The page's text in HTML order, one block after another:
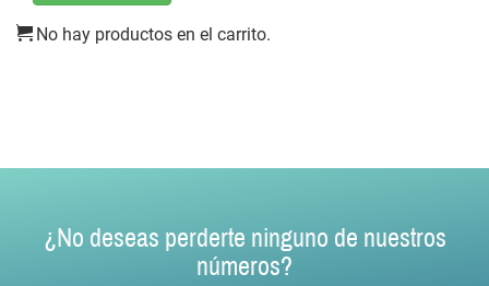
No hay productos en el carrito.
¿No deseas perderte ninguno de nuestros
números?